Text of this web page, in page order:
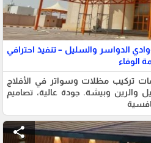
الدواسر والسليل – تنفيذ احترافي
الوفاء
تركيب مظلات وسواتر في الأفلاج
والرين وبيشة. جودة عالية، تصاميم
share